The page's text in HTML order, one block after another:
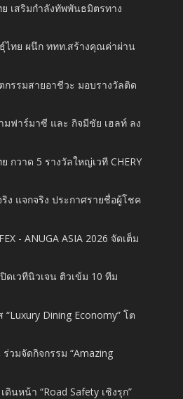
ย เสริมกำลังทัพพันธมิตรทาง
ไทย ผนึก ททท.สร้างคุณค่าผ่าน
กรรมสายอาชีวะ มอบรางวัลติด
มฟาร์มาซี และ กิจมีชัย เฮลท์ ลง
กวาด 5 รางวัลใหญ่เวที CHERY
ง แจกจริง ประกาศรายชื่อผู้โชค
- ANUGA ASIA 2026 จัดเต็ม
ดเวทีนิวเจน ติวเข้ม 10 ทีม
“Luxury Dining Economy” โต
วมจัดกิจกรรม “Amazing
นหน้า “Road Safety เชิงรุก”